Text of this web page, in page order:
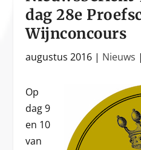
dag 28e
Wijnconcours
augustus 2016 | Nieuws
Op
dag 9
en 10
van